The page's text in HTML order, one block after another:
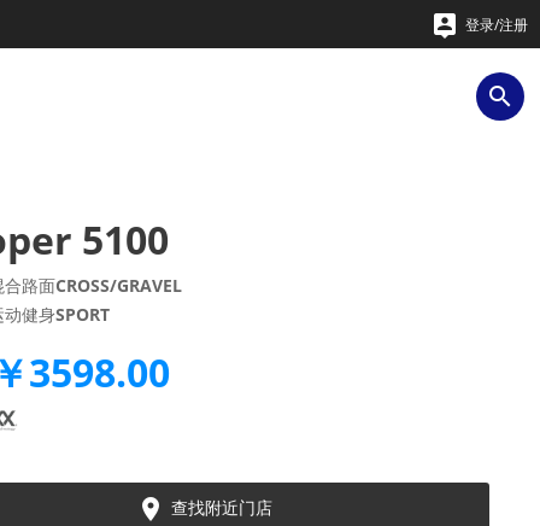
 登录/注册

5100
合路面CROSS/GRAVEL
动健身SPORT
￥3598.00
 查找附近门店